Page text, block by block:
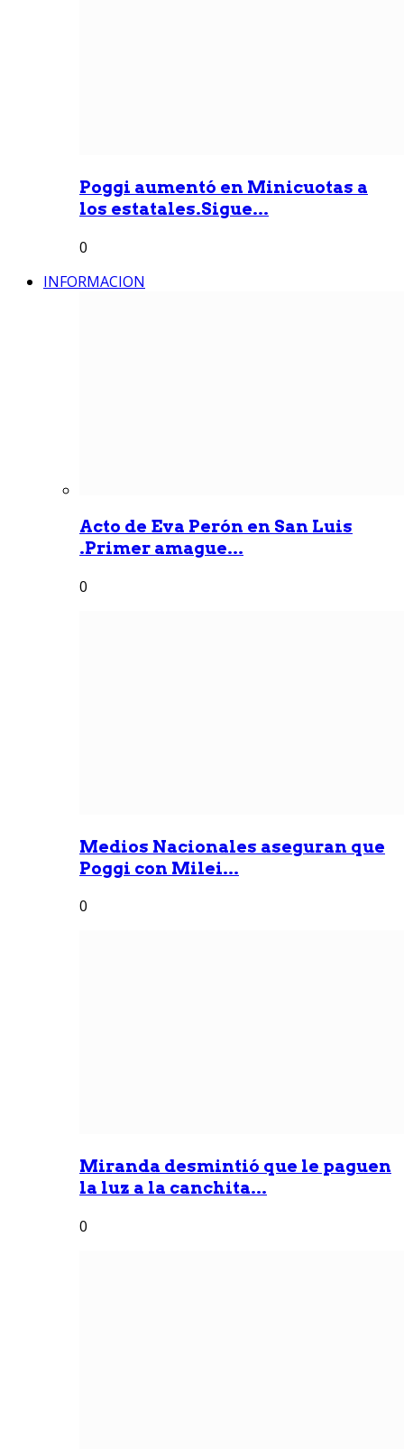
Poggi aumentó en Minicuotas a
los estatales.Sigue...
0
INFORMACION
Acto de Eva Perón en San Luis
.Primer amague...
0
Medios Nacionales aseguran que
Poggi con Milei...
0
Miranda desmintió que le paguen
la luz a la canchita...
0